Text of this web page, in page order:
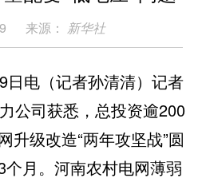
来源： 新华社
电（记者孙清清）记者
公司获悉，总投资逾200
升级改造“两年攻坚战”圆
月。河南农村电网薄弱